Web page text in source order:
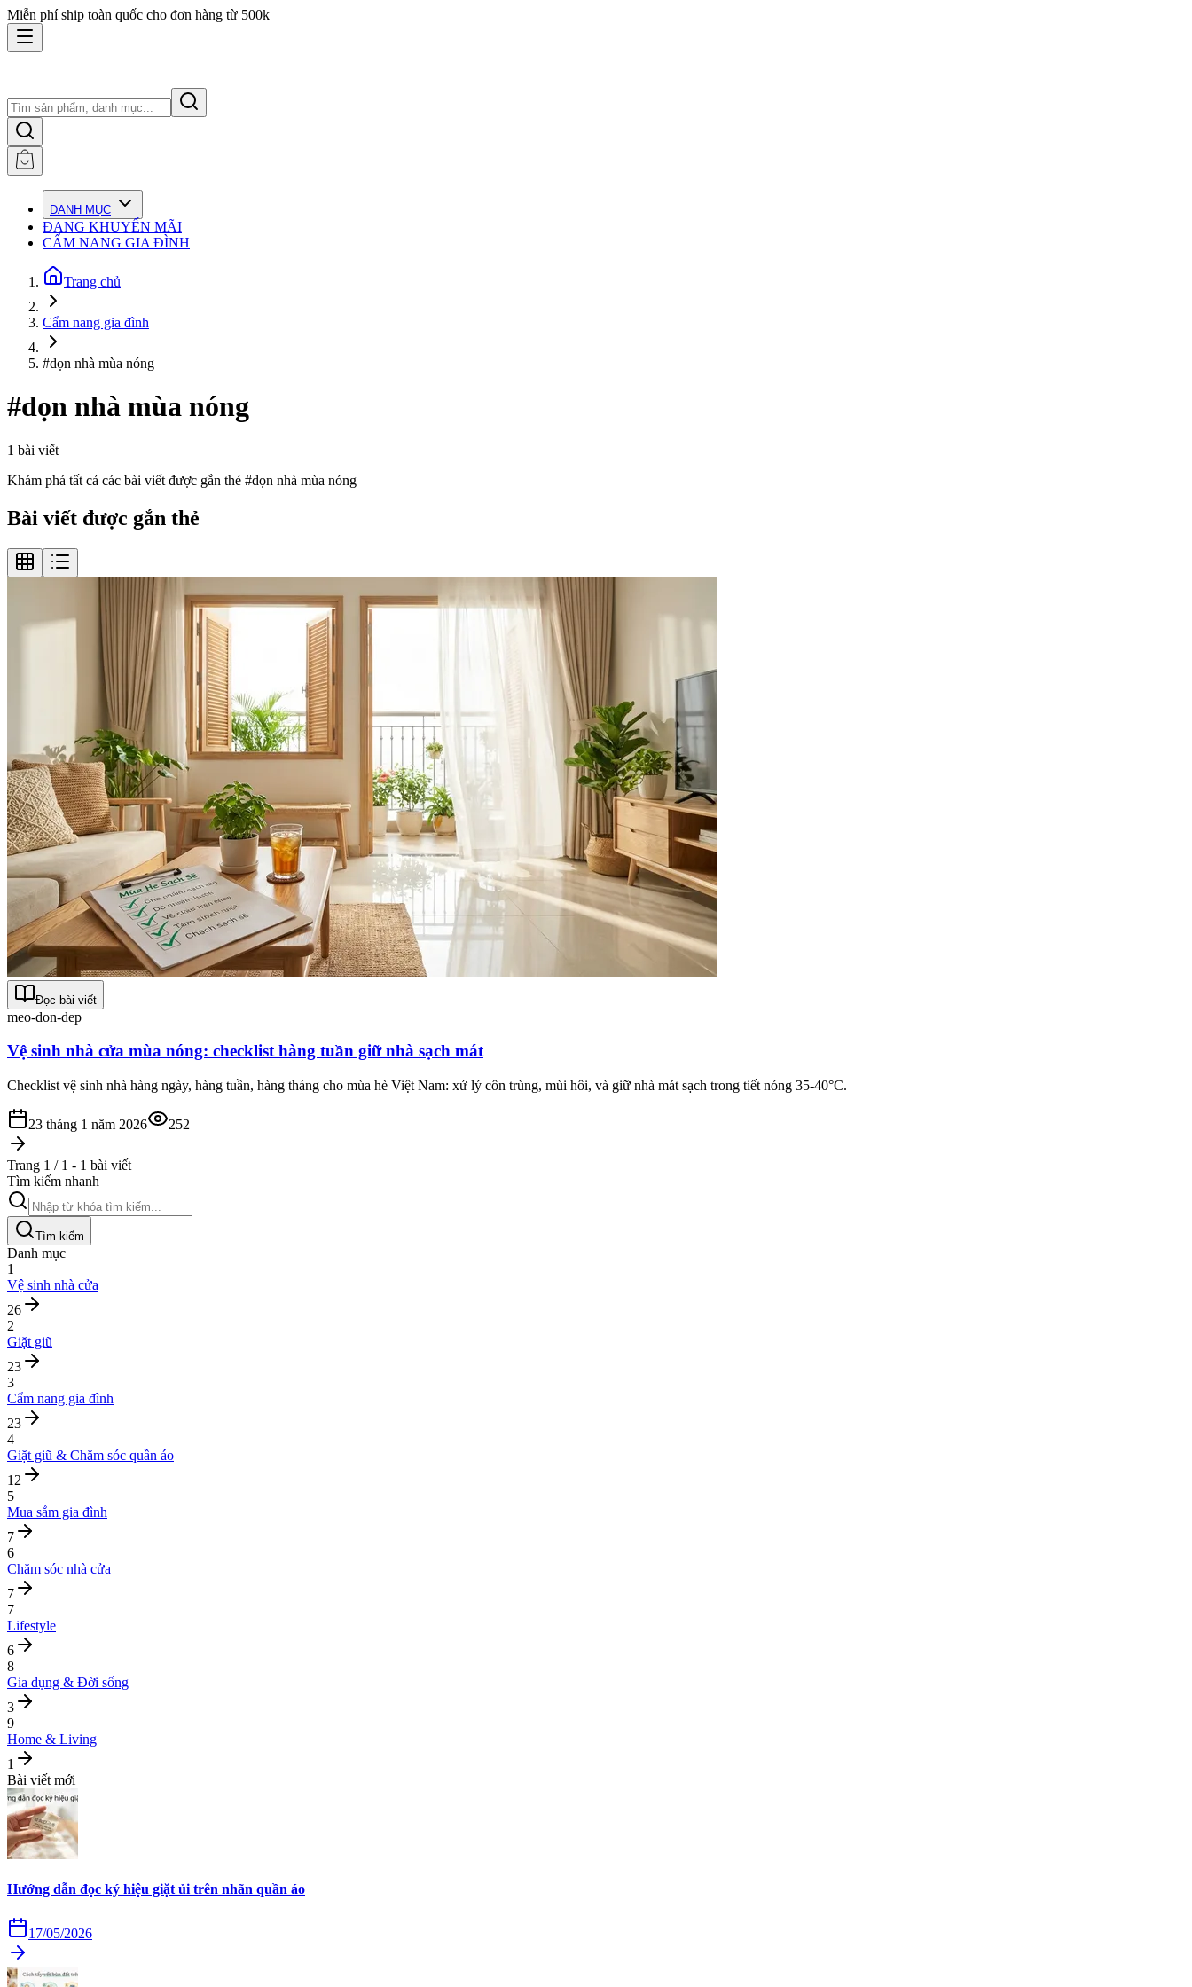
Miễn phí ship toàn quốc cho đơn hàng từ 500k
DANH MỤC
ĐANG KHUYẾN MÃI
CẨM NANG GIA ĐÌNH
Trang chủ
Cẩm nang gia đình
#dọn nhà mùa nóng
#dọn nhà mùa nóng
1 bài viết
Khám phá tất cả các bài viết được gắn thẻ #dọn nhà mùa nóng
Bài viết được gắn thẻ
Đọc bài viết
meo-don-dep
Vệ sinh nhà cửa mùa nóng: checklist hàng tuần giữ nhà sạch mát
Checklist vệ sinh nhà hàng ngày, hàng tuần, hàng tháng cho mùa hè Việt Nam: xử lý côn trùng, mùi hôi, và giữ nhà mát sạch trong tiết nóng 35-40°C.
23 tháng 1 năm 2026 252
Trang 1 / 1 - 1 bài viết
Tìm kiếm nhanh
Tìm kiếm
Danh mục
1
Vệ sinh nhà cửa
26
2
Giặt giũ
23
3
Cẩm nang gia đình
23
4
Giặt giũ & Chăm sóc quần áo
12
5
Mua sắm gia đình
7
6
Chăm sóc nhà cửa
7
7
Lifestyle
6
8
Gia dụng & Đời sống
3
9
Home & Living
1
Bài viết mới
Hướng dẫn đọc ký hiệu giặt ủi trên nhãn quần áo
17/05/2026